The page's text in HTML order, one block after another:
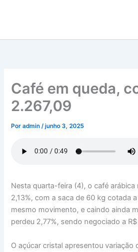
conteúdo
Café em queda,
2.267,09
Poradmin/junho 3, 2025
Nesta quarta-feira (4), o café
2,13%, com a saca de 60 kg cotada
mesmo movimento, e caindo ainda
perdeu 2,77%, sendo negociado a
O açúcar cristal apresentou variação